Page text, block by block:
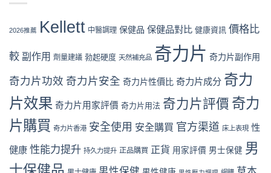
時
機〉
買
指
中
下
單
收
貨
次
懂〉
中
品：
功
與
家
口
碑
全
對
比
國
保
品
全
面
比
較：
成
效
價
2026推薦 Kellett 中醫調理 保健品 保健品對比 健康資訊 價格比
較 副作用 劑量建議 勃起硬度 天然補充品 奇力片 奇力片副作用
奇力片功效 奇力片安全 奇力片性價比 奇力片成分 奇力
片效果 奇力片用家評價 奇力片用法 奇力片評價 奇力
片購買 奇力片香港 安全使用 安全購買 官方渠道 床上表現 性
健康 性能力提升 持久力提升 正品購買 正貨 用家評價 男士保健 男